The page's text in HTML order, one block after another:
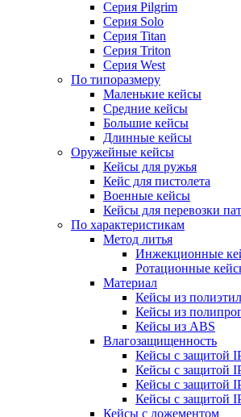
Серия Pilgrim
Серия Solo
Серия Titan
Серия Triton
Серия West
По типоразмеру
Маленькие кейсы
Средние кейсы
Большие кейсы
Длинные кейсы
Оружейные кейсы
Кейсы для ружья
Кейс для пистолета
Военные кейсы
Кейсы для перевозки
По характеристикам
Метод литья
Инжекционные
Ротационные
Материал
Кейсы из
Кейсы из
Кейсы из ABS
Влагозащищенность
Кейсы c защитой
Кейсы c защитой
Кейсы c защитой
Кейсы c защитой
Кейсы с ложементом